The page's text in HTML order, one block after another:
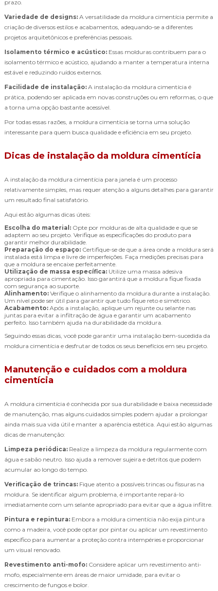
prazo.
Variedade de designs: A versatilidade da moldura cimentícia permite a
criação de diversos estilos e acabamentos, adequando-se a diferentes
projetos arquitetônicos e preferências pessoais.
Isolamento térmico e acústico: Essas molduras contribuem para o
isolamento térmico e acústico, ajudando a manter a temperatura interna
estável e reduzindo ruídos externos.
Facilidade de instalação: A instalação da moldura cimentícia é
prática, podendo ser aplicada em novas construções ou em reformas, o que
a torna uma opção bastante acessível.
Por todas essas razões, a moldura cimentícia se torna uma solução
interessante para quem busca qualidade e eficiência em seu projeto.
Dicas de instalação da moldura cimentícia
A instalação da moldura cimentícia para janela é um processo
relativamente simples, mas requer atenção a alguns detalhes para garantir
um resultado final satisfatório.
Aqui estão algumas dicas úteis:
Escolha do material: Opte por molduras de alta qualidade e que se
adaptem ao seu projeto. Verifique as especificações do produto para
garantir melhor durabilidade.
Preparação do espaço: Certifique-se de que a área onde a moldura será
instalada está limpa e livre de imperfeições. Faça medições precisas para
que a moldura se encaixe perfeitamente.
Utilização de massa específica: Utilize uma massa adesiva
apropriada para cimentação. Isso garantirá que a moldura fique fixada
com segurança ao suporte.
Alinhamento: Verifique o alinhamento da moldura durante a instalação.
Um nível pode ser útil para garantir que tudo fique reto e simétrico.
Acabamento: Após a instalação, aplique um rejunte ou selante nas
juntas para evitar a infiltração de água e garantir um acabamento
perfeito. Isso também ajuda na durabilidade da moldura.
Seguindo essas dicas, você pode garantir uma instalação bem-sucedida da
moldura cimentícia e desfrutar de todos os seus benefícios em seu projeto.
Manutenção e cuidados com a moldura
cimentícia
A moldura cimentícia é conhecida por sua durabilidade e baixa necessidade
de manutenção, mas alguns cuidados simples podem ajudar a prolongar
ainda mais sua vida útil e manter a aparência estética. Aqui estão algumas
dicas de manutenção:
Limpeza periódica: Realize a limpeza da moldura regularmente com
água e sabão neutro. Isso ajuda a remover sujeira e detritos que podem
acumular ao longo do tempo.
Verificação de trincas: Fique atento a possíveis trincas ou fissuras na
moldura. Se identificar algum problema, é importante repará-lo
imediatamente com um selante apropriado para evitar que a água infiltre.
Pintura e repintura: Embora a moldura cimentícia não exija pintura
como a madeira, você pode optar por pintar ou aplicar um revestimento
específico para aumentar a proteção contra intempéries e proporcionar
um visual renovado.
Revestimento anti-mofo: Considere aplicar um revestimento anti-
mofo, especialmente em áreas de maior umidade, para evitar o
crescimento de fungos e bolor.